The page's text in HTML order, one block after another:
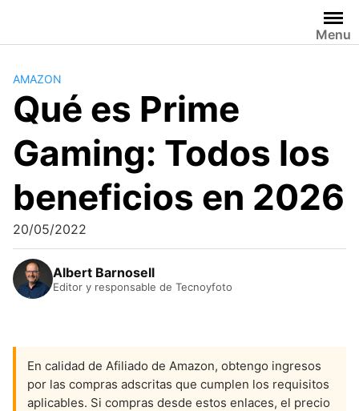
contenido
Menu
AMAZON
Qué es Prime
Gaming: Todos los
beneficios en 2026
20/05/2022
Albert Barnosell
Editor y responsable de Tecnoyfoto
En calidad de Afiliado de Amazon, obtengo ingresos
por las compras adscritas que cumplen los requisitos
aplicables. Si compras desde estos enlaces, el precio